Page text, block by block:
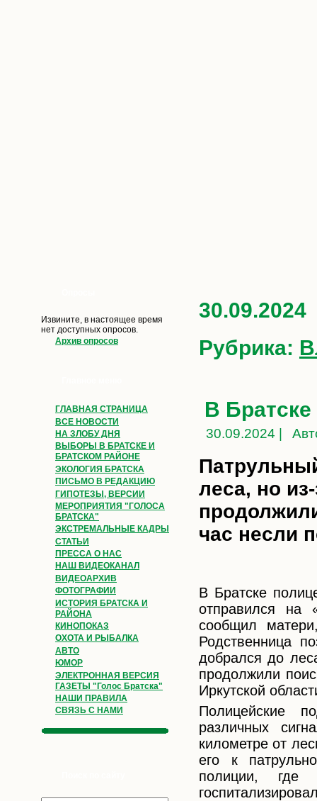
Извините, в настоящее время
нет доступных опросов.
Архив опросов
ГЛАВНАЯ СТРАНИЦА
ВСЕ НОВОСТИ
НА ЗЛОБУ ДНЯ
ВЫБОРЫ В БРАТСКЕ И
БРАТСКОМ РАЙОНЕ
ЭКОЛОГИЯ БРАТСКА
ПИСЬМО В РЕДАКЦИЮ
ГИПОТЕЗЫ, ВЕРСИИ
МЕРОПРИЯТИЯ "ГОЛОСА
БРАТСКА"
ЭКСТРЕМАЛЬНЫЕ КАДРЫ
СТАТЬИ
ПРЕССА О НАС
НАШ ВИДЕОКАНАЛ
ВИДЕОАРХИВ
ФОТОГРАФИИ
ИСТОРИЯ БРАТСКА И
РАЙОНА
КИНОПОКАЗ
ОХОТА И РЫБАЛКА
АВТО
ЮМОР
ЭЛЕКТРОННАЯ ВЕРСИЯ
ГАЗЕТЫ "Голос Братска"
НАШИ ПРАВИЛА
СВЯЗЬ С НАМИ
30.09.2024
Рубрика:
В Братске
30.09.2024 |
леса, но
час несли
В Братске
отправился на
сообщил
Родственница
добрался до
продолжили
Иркутской
Полицейские
различных
километре от
его к
полиции, где